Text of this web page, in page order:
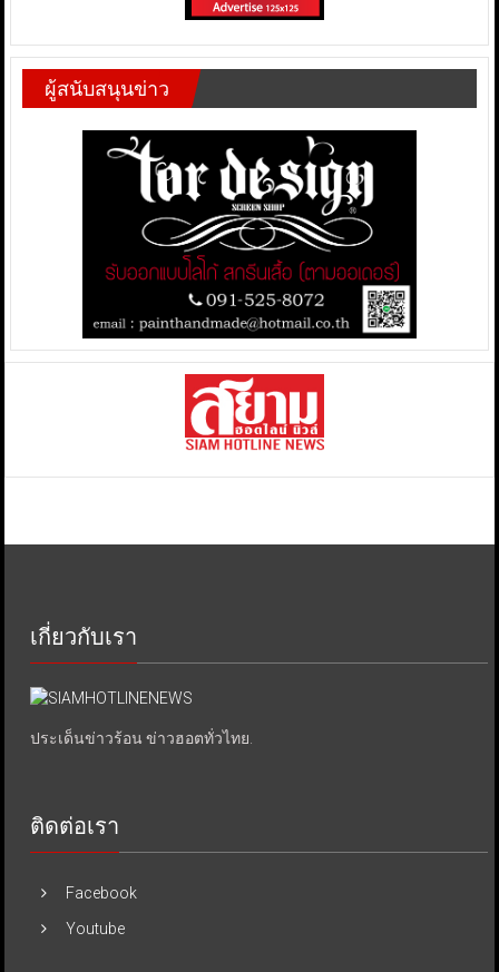
ผู้สนับสนุนข่าว
เกี่ยวกับเรา
ประเด็นข่าวร้อน ข่าวฮอตทั่วไทย.
ติดต่อเรา
Facebook
Youtube